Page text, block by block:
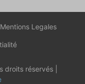
Mentions Legales
réservés |